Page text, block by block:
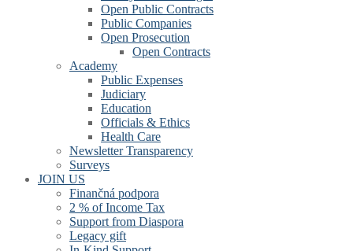
Open Public Contracts
Public Companies
Open Prosecution
Open Contracts
Academy
Public Expenses
Judiciary
Education
Officials & Ethics
Health Care
Newsletter Transparency
Surveys
JOIN US
Finančná podpora
2 % of Income Tax
Support from Diaspora
Legacy gift